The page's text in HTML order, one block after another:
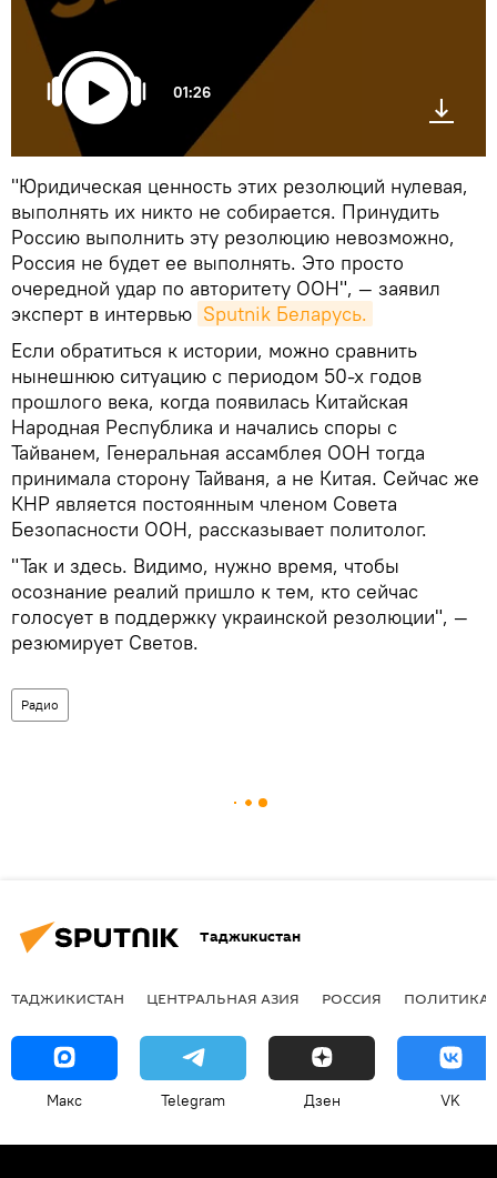
01:26
"Юридическая ценность этих резолюций нулевая,
выполнять их никто не собирается. Принудить
Россию выполнить эту резолюцию невозможно,
Россия не будет ее выполнять. Это просто
очередной удар по авторитету ООН", ― заявил
эксперт в интервью Sputnik Беларусь.
Если обратиться к истории, можно сравнить
нынешнюю ситуацию с периодом 50-х годов
прошлого века, когда появилась Китайская
Народная Республика и начались споры с
Тайванем, Генеральная ассамблея ООН тогда
принимала сторону Тайваня, а не Китая. Сейчас же
КНР является постоянным членом Совета
Безопасности ООН, рассказывает политолог.
"Так и здесь. Видимо, нужно время, чтобы
осознание реалий пришло к тем, кто сейчас
голосует в поддержку украинской резолюции", ―
резюмирует Светов.
Радио
Таджикистан
ТАДЖИКИСТАН ЦЕНТРАЛЬНАЯ АЗИЯ РОССИЯ ПОЛИТИКА
Макс Telegram Дзен VK